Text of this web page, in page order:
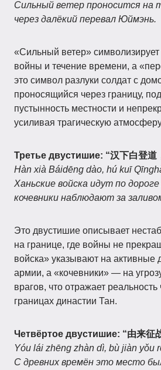
Сильный ветер проносится на
через далёкий перевал Юймэнь.
«Сильный ветер»
войны и течение времени, а
это символ разлуки солдат с
проносящийся через границу,
пустынность местности и
усиливая трагическую
Третье двустишие: “汉下白登道
Hàn xià Báidēng dào, hú kuī
Ханьские войска идут по
кочевники наблюдают за
Это двустишие описывает
на границе, где войны не
войска» указывают на активные
армии, а «кочевники» — на
врагов, что отражает
границах династии Тан.
Четвёртое двустишие: “由来征
Yóu lái zhēng zhàn dì, bù jiàn yǒu
С древних времён это место